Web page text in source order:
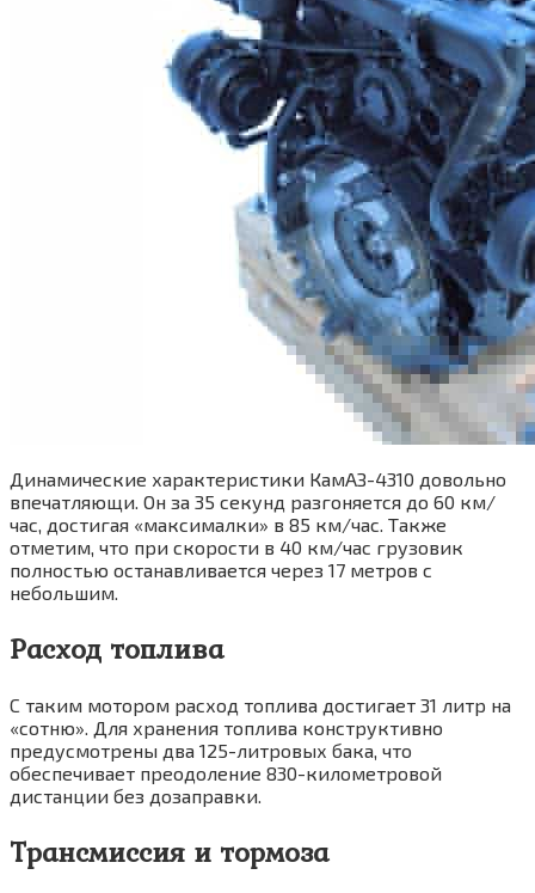
Динамические характеристики КамАЗ-4310 довольно
впечатляющи. Он за 35 секунд разгоняется до 60 км/
час, достигая «максималки» в 85 км/час. Также
отметим, что при скорости в 40 км/час грузовик
полностью останавливается через 17 метров с
небольшим.
Расход топлива
С таким мотором расход топлива достигает 31 литр на
«сотню». Для хранения топлива конструктивно
предусмотрены два 125-литровых бака, что
обеспечивает преодоление 830-километровой
дистанции без дозаправки.
Трансмиссия и тормоза